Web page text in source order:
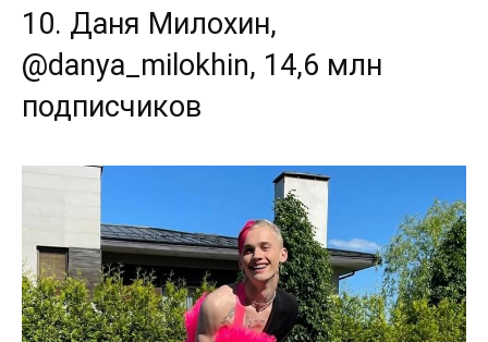
10. Даня Милохин,
@danya_milokhin, 14,6 млн
подписчиков